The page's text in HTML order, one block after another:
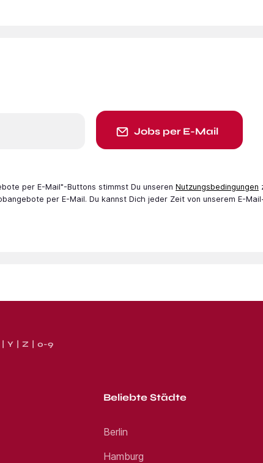
Jobs per E-Mail
per E-Mail"-Buttons stimmst Du unseren Nutzungsbedingungen
per E-Mail. Du kannst Dich jeder Zeit von unserem E-
Y Z 0-9
Beliebte Städte
Berlin
Hamburg